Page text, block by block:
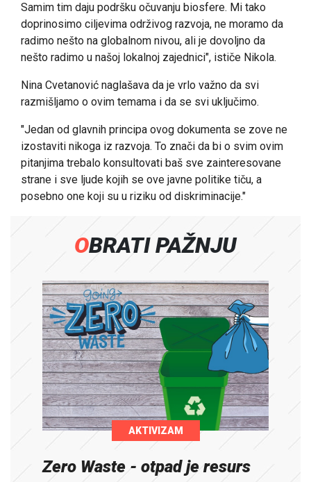
Samim tim daju podršku očuvanju biosfere. Mi tako
doprinosimo ciljevima održivog razvoja, ne moramo da
radimo nešto na globalnom nivou, ali je dovoljno da
nešto radimo u našoj lokalnoj zajednici", ističe Nikola.
Nina Cvetanović naglašava da je vrlo važno da svi
razmišljamo o ovim temama i da se svi uključimo.
"Jedan od glavnih principa ovog dokumenta se zove ne
izostaviti nikoga iz razvoja. To znači da bi o svim ovim
pitanjima trebalo konsultovati baš sve zainteresovane
strane i sve ljude kojih se ove javne politike tiču, a
posebno one koji su u riziku od diskriminacije."
OBRATI PAŽNJU
AKTIVIZAM
Zero Waste - otpad je resurs